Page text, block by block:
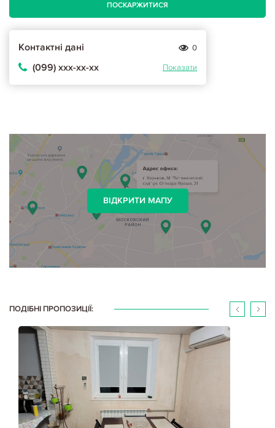
ПОСКАРЖИТИСЯ
Контактні дані 0
(099) ххх-хх-хх Показати
ВІДКРИТИ МАПУ
ПОДІБНІ ПРОПОЗИЦІЇ: